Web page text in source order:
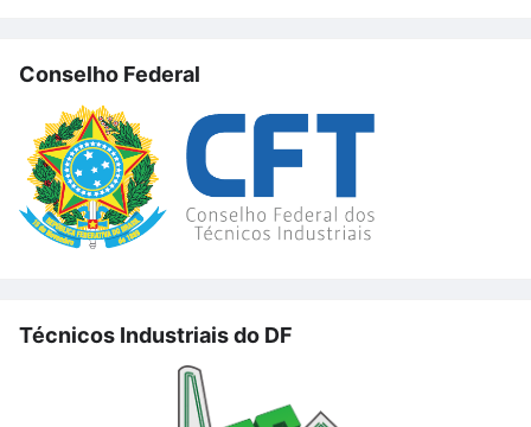
Conselho Federal
Técnicos Industriais do DF